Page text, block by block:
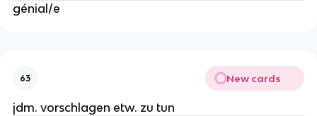
génial/e
63 New cards
jdm. vorschlagen etw. zu tun